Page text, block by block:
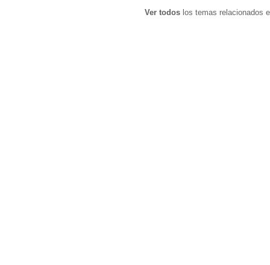
Ver todos los temas relacionados